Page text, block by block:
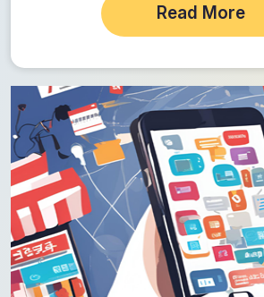
Read More